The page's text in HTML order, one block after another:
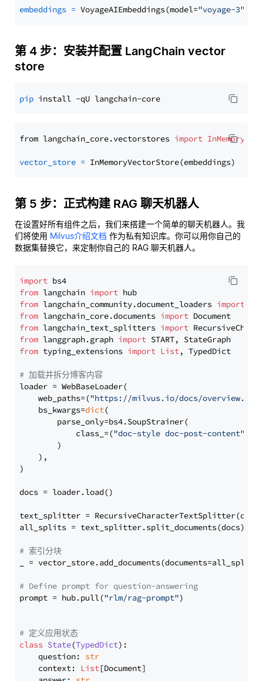
embeddings = VoyageAIEmbeddings(model="voyage-3"
第 4 步：安装并配置 LangChain vector
store
pip
from langchain_core.vectorstores import
vector_store =
第 5 步：正式构建 RAG 聊天机器人
在设置好所有组件之后，我们来搭建一个简单的聊天机器人。我
们将使用 Milvus介绍文档 作为私有知识库。你可以用你自己的
数据集替换它，来定制你自己的 RAG 聊天机器人。
import
from langchain import
from langchain_community.document_loaders import
from langchain_core.documents import
from langchain_text_splitters import
from langgraph.graph import
from typing_extensions import List, TypedDict
# 加载并拆分博客内容
loader = WebBaseLoader(
    web_paths=(
"https://milvus.io/docs/overview.md"
    bs_kwargs=
dict(
        parse_only=bs4.SoupStrainer(
            class_=(
"doc-style doc-post-content"
        )
    ),
)
docs = loader.load()
text_splitter =
all_splits = text_splitter.split_documents(docs)
# 索引分块
_ = vector_store.add_documents(documents=all_splits)
# Define prompt for question-answering
prompt = hub.pull("rlm/rag-prompt")
# 定义应用状态
class State(TypedDict):
    question:
str
    context:
List[Document]